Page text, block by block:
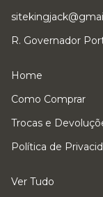
R. Governador
Home
Como Comprar
Trocas e
Política de
Ver Tudo